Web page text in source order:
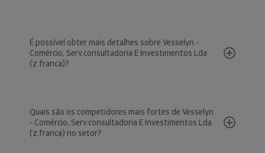
É possível obter mais detalhes sobre Vesselyn -
Comércio, Serv.consultadoria E Investimentos Lda
(z.franca)?
Quais são os competidores mais fortes de Vesselyn
- Comércio, Serv.consultadoria E Investimentos Lda
(z.franca) no setor?